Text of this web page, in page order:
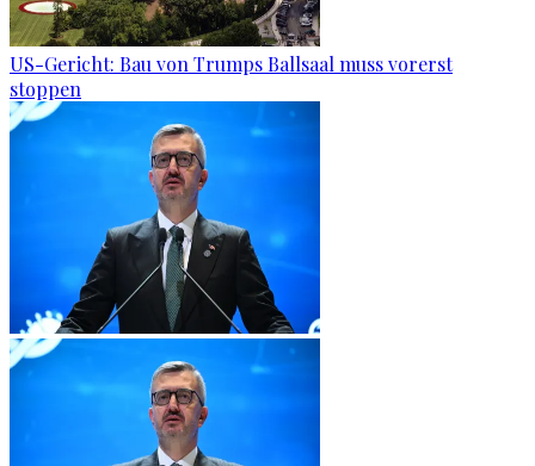
US-Gericht: Bau von Trumps Ballsaal muss vorerst
stoppen